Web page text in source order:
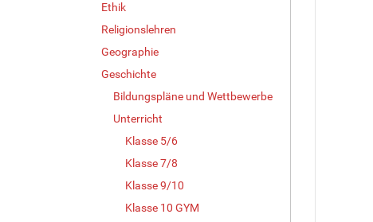
Ethik
Religionslehren
Geographie
Geschichte
Bildungspläne und Wettbewerbe
Unterricht
Klasse 5/6
Klasse 7/8
Klasse 9/10
Klasse 10 GYM